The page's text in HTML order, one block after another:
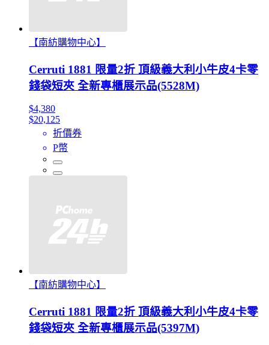
【南紡購物中心】
Cerruti 1881 限量2折 頂級義大利小牛皮4卡零
錢袋短夾 全新專櫃展示品(5528M)
$4,380
$20,125
折價券
P幣
【南紡購物中心】
Cerruti 1881 限量2折 頂級義大利小牛皮4卡零
錢袋短夾 全新專櫃展示品(5397M)